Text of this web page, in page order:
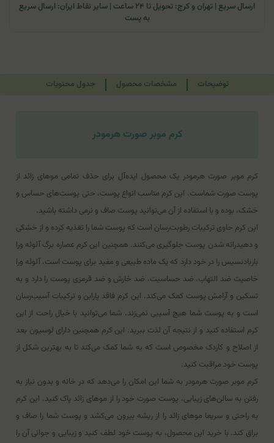
ارسال سریع | تهران و کرج: تحویل تا ۲۴ ساعت | سایر نقاط ایران: ارسال سریع
به پست
توضیحات مشخصات محصول جدول محتویات
کرم موبر صورت هرمودر
کرم موبر صورت هرمودر یک محصول ایده‌آل برای حذف تمامی موهای زائد از
پوست صورت شماست. این کرم مناسب انواع پوست، حتی پوست‌های حساس و
خشک، بوده و با استفاده از آن می‌توانید پوست صاف و نرمی داشته باشید.
این کرم حاوی ترکیبات رطوبت‌رسان است که پوست شما را تغذیه کرده و از خشکی
و دهیدراته شدن پوست جلوگیری می‌کنند. همچنین این کرم عصاره برگ آلوئه ورا
باربادنسیس را در خود دارد که یک ماده طبیعی و مفید برای پوست است. آلوئه ورا
خاصیت ضد التهاب، ضد حساسیت، ضد خارش و ضد قرمزی پوست را دارد و به
تسکین و آرامش پوست کمک می‌کند. این کرم فاقد پارابن و ترکیبات آسیب‌رسان
است و به پوست شما هیچ آسیبی نمی‌زند. شما می‌توانید با خیال راحت از این
کرم استفاده کنید و از نتیجه آن لذت ببرید. این کرم همچنین دارای لوسیون بعد
از اصلاح و کاردک مخصوص است که به شما کمک می‌کند تا به بهترین شکل از
پوست خود مراقبت کنید.
کرم موبر صورت هرمودر به شما این امکان را می‌دهد که در خانه و بدون نیاز به
رفتن به سالن‌های زیبایی، پوست صورت خود را از موهای زائد پاک کنید. این کرم
به راحتی و سریعا موهای زائد را از ریشه بیرون می‌کشد و پوست شما را صاف و
براق کند. با خرید این محصول، به پوست خود لطف کنید و زیبایی و جوانی آن را